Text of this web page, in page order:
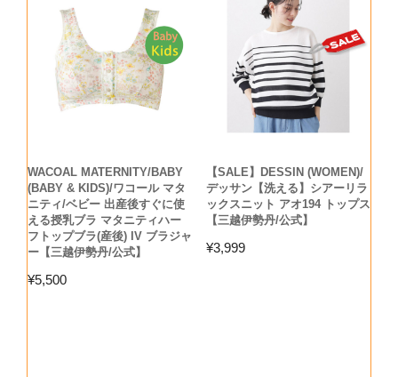
WACOAL MATERNITY/BABY
(BABY & KIDS)/ワコール マタ
ニティ/ベビー 出産後すぐに使
える授乳ブラ マタニティハー
フトップブラ(産後) IV ブラジャ
ー【三越伊勢丹/公式】
¥5,500
【SALE】DESSIN (WOMEN)/
デッサン【洗える】シアーリラ
ックスニット アオ194 トップス
【三越伊勢丹/公式】
¥3,999